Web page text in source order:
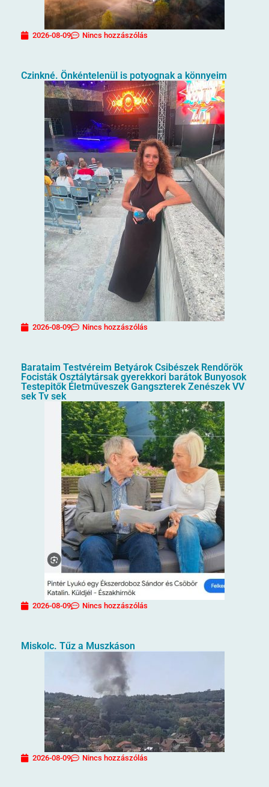
2026-08-09 Nincs hozzászólás
Czinkné. Önkéntelenül is potyognak a könnyeim
2026-08-09 Nincs hozzászólás
Barataim Testvéreim Betyárok Csibészek Rendőrök
Focisták Osztálytársak gyerekkori barátok Bunyosok
Testepitők Életműveszek Gangszterek Zenészek VV
sek Tv sek
2026-08-09 Nincs hozzászólás
Miskolc. Tűz a Muszkáson
2026-08-09 Nincs hozzászólás